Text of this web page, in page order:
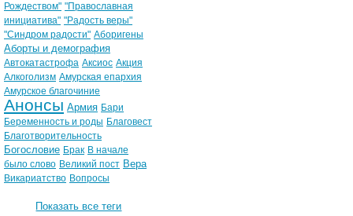
Рождеством" "Православная
инициатива" "Радость веры"
"Синдром радости" Аборигены
Аборты и демография
Автокатастрофа Аксиос Акция
Алкоголизм Амурская епархия
Амурское благочиние
Анонсы Армия Бари
Беременность и роды Благовест
Благотворительность
Богословие Брак В начале
было слово Великий пост Вера
Викариатство Вопросы
Показать все теги